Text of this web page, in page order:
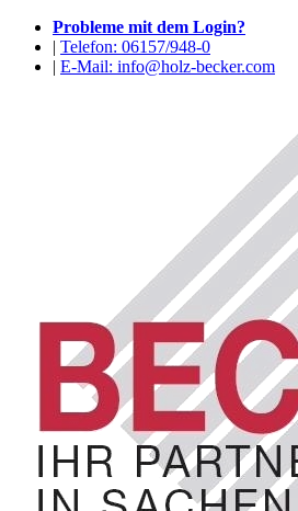
Probleme mit dem Login?
| Telefon: 06157/948-0
| E-Mail: info@holz-becker.com